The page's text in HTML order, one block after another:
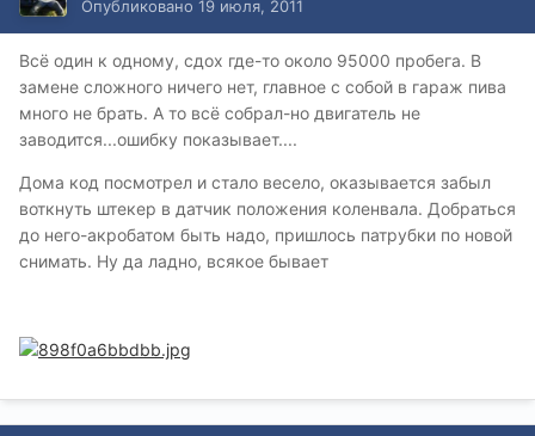
Опубликовано 19 июля, 2011
Всё один к одному, сдох где-то около 95000 пробега. В
замене сложного ничего нет, главное с собой в гараж пива
много не брать. А то всё собрал-но двигатель не
заводится...ошибку показывает....
Дома код посмотрел и стало весело, оказывается забыл
воткнуть штекер в датчик положения коленвала. Добраться
до него-акробатом быть надо, пришлось патрубки по новой
снимать. Ну да ладно, всякое бывает